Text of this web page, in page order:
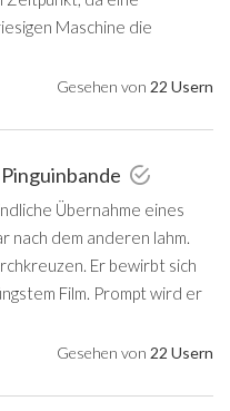
Maschine die
Gesehen von 22 Usern
Übernahme eines
nach dem anderen lahm.
Er bewirbt sich
Film. Prompt wird er
Gesehen von 22 Usern